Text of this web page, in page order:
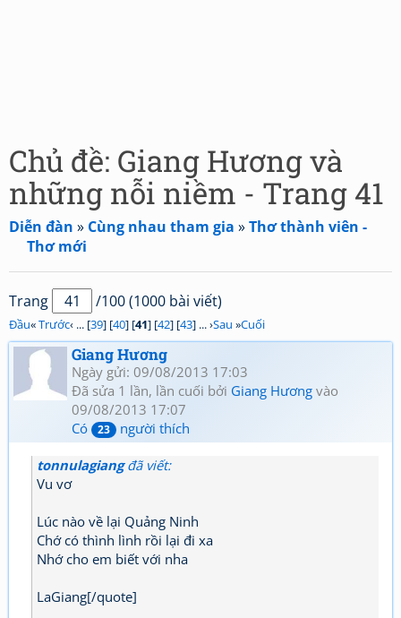
Chủ đề: Giang Hương và
những nỗi niềm - Trang 41
Diễn đàn » Cùng nhau tham gia »Thơ thành viên -
Thơ mới
Trang /100 (1000 bài viết)
Đầu«Trước‹ ... [39] [40] [41] [42] [43] ... ›Sau »Cuối
Giang Hương
Ngày gửi: 09/08/2013 17:03
Đã sửa 1 lần, lần cuối bởi Giang Hương vào
09/08/2013 17:07
Có
23 người thích
tonnulagiangđã viết:
Vu vơ
Lúc nào về lại Quảng Ninh
Chớ có thình lình rồi lại đi xa
Nhớ cho em biết với nha
LaGiang[/quote]